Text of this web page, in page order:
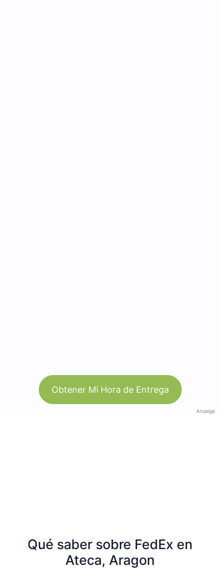
Obtener Mi Hora de Entrega
Anzeige
Qué saber sobre FedEx en
Ateca, Aragon